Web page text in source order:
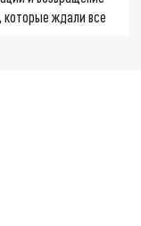
которые ждали все